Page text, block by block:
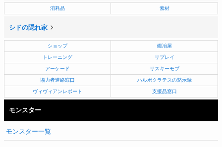
消耗品 素材
シドの隠れ家
ショップ 鍛冶屋
トレーニング リプレイ
アーケード リスキーモブ
協力者連絡窓口 ハルポクラテスの黙示録
ヴィヴィアンレポート 支援品窓口
モンスター
モンスター一覧